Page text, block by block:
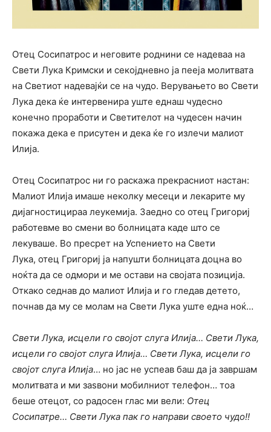
Отец Сосипатрос и неговите роднини се надеваа на
Свети Лука Кримски и секојдневно ја пееја молитвата
на Светиот надевајќи се на чудо. Верувањето во Свети
Лука дека ќе интервенира уште еднаш чудесно
конечно проработи и Светителот на чудесен начин
покажа дека е присутен и дека ќе го излечи малиот
Илија.
Отец Сосипатрос ни го раскажа прекрасниот настан:
Малиот Илија имаше неколку месеци и лекарите му
дијагностицираа леукемија. Заедно со отец Григориј
работевме во смени во болницата каде што се
лекуваше. Во пресрет на Успението на Свети
Лука, отец Григориј ја напушти болницата доцна во
ноќта да се одмори и ме остави на својата позиција.
Откако седнав до малиот Илија и го гледав детето,
почнав да му се молам на Свети Лука уште една ноќ…
Свети Лука, исцели го својот слуга Илија… Свети Лука,
исцели го својот слуга Илија… Свети Лука, исцели го
својот слуга Илија… но јас не успеав баш да ја завршам
молитвата и ми заѕвони мобилниот телефон… тоа
беше отецот, со радосен глас ми вели: Отец
Сосипатре… Свети Лука пак го направи своето чудо!!